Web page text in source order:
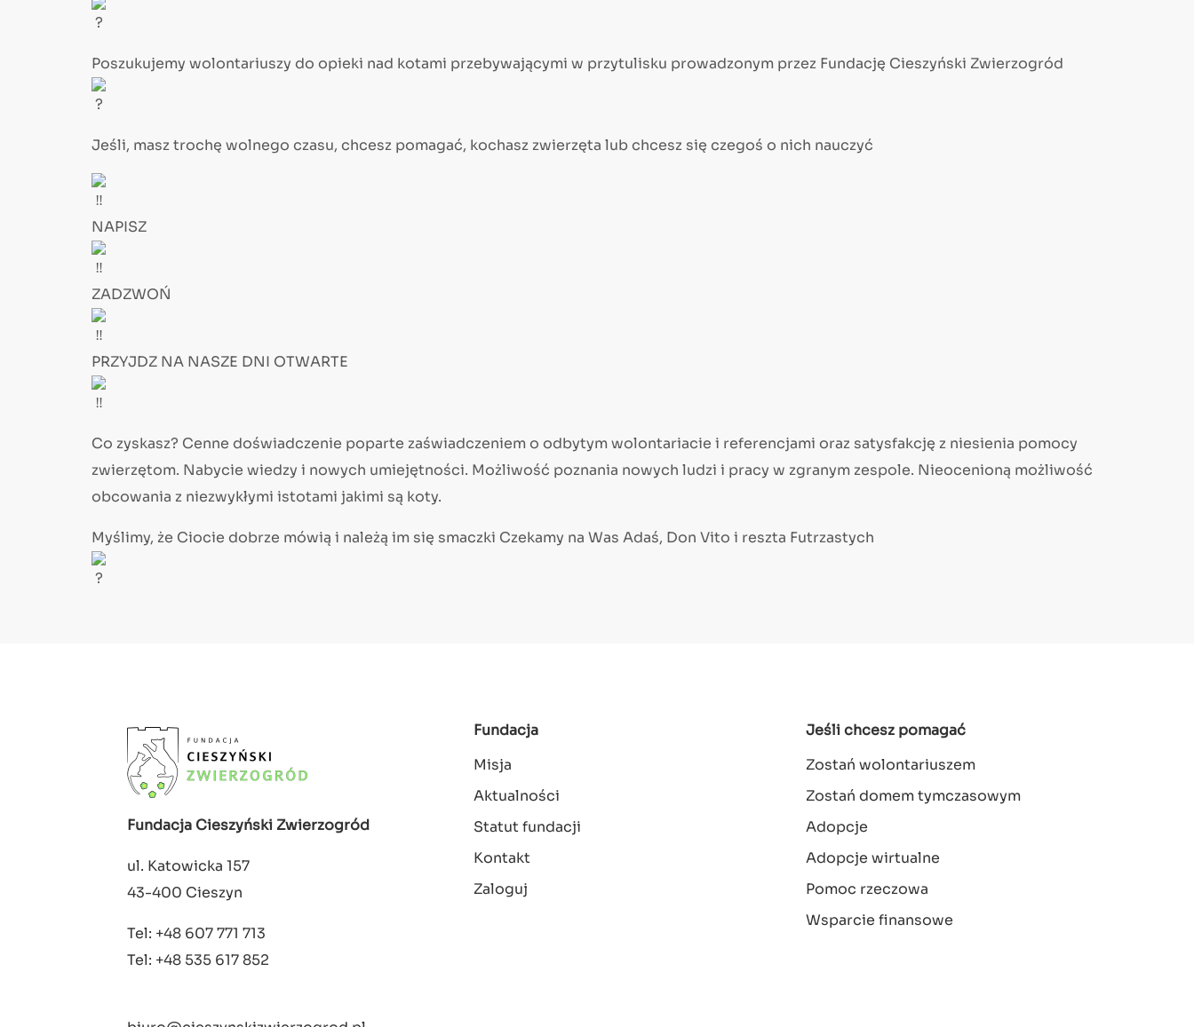
Poszukujemy wolontariuszy do opieki nad kotami przebywającymi w przytulisku prowadzonym przez Fundację Cieszyński Zwierzogród
Jeśli, masz trochę wolnego czasu, chcesz pomagać, kochasz zwierzęta lub chcesz się czegoś o nich nauczyć
NAPISZ
ZADZWOŃ
PRZYJDZ NA NASZE DNI OTWARTE
Co zyskasz? Cenne doświadczenie poparte zaświadczeniem o odbytym wolontariacie i referencjami oraz satysfakcję z niesienia pomocy
zwierzętom. Nabycie wiedzy i nowych umiejętności. Możliwość poznania nowych ludzi i pracy w zgranym zespole. Nieocenioną możliwość
obcowania z niezwykłymi istotami jakimi są koty.
Myślimy, że Ciocie dobrze mówią i należą im się smaczki Czekamy na Was Adaś, Don Vito i reszta Futrzastych
Fundacja Cieszyński Zwierzogród
ul. Katowicka 157
43-400 Cieszyn
Tel: +48 607 771 713
Tel: +48 535 617 852
Fundacja
Misja
Aktualności
Statut fundacji
Kontakt
Menu
Zaloguj
Jeśli chcesz pomagać
Zostań wolontariuszem
Zostań domem tymczasowym
Adopcje
Adopcje wirtualne
Pomoc rzeczowa
Wsparcie finansowe